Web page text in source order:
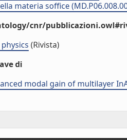
materia soffice
cnr/
(Rivista)
di
modal gain of multilayer